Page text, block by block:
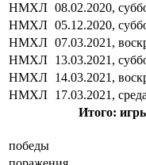
НМХЛ 08.02.2020,
НМХЛ 05.12.2020,
НМХЛ 07.03.2021,
НМХЛ 13.03.2021,
НМХЛ 14.03.2021,
НМХЛ 17.03.2021, среда
Итого:
победы